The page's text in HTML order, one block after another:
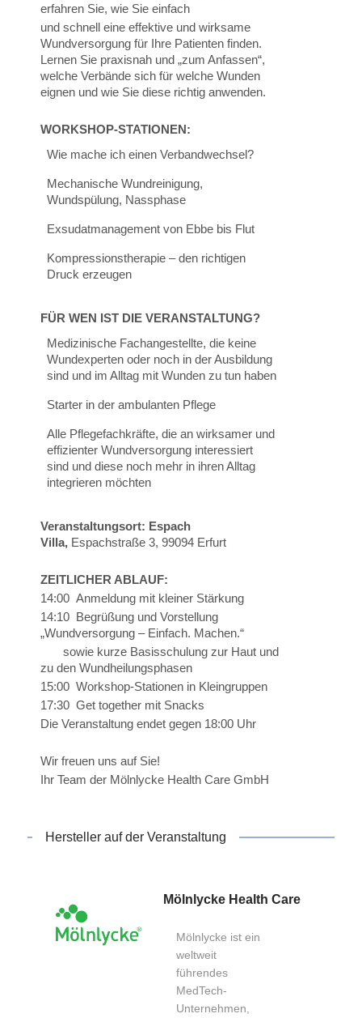
erfahren Sie, wie Sie einfach
und schnell eine effektive und wirksame
Wundversorgung für Ihre Patienten finden.
Lernen Sie praxisnah und „zum Anfassen“,
welche Verbände sich für welche Wunden
eignen und wie Sie diese richtig anwenden.
WORKSHOP-STATIONEN:
Wie mache ich einen Verbandwechsel?
Mechanische Wundreinigung,
Wundspülung, Nassphase
Exsudatmanagement von Ebbe bis Flut
Kompressionstherapie – den richtigen
Druck erzeugen
FÜR WEN IST DIE VERANSTALTUNG?
Medizinische Fachangestellte, die keine
Wundexperten oder noch in der Ausbildung
sind und im Alltag mit Wunden zu tun haben
Starter in der ambulanten Pflege
Alle Pflegefachkräfte, die an wirksamer und
effizienter Wundversorgung interessiert
sind und diese noch mehr in ihren Alltag
integrieren möchten
Veranstaltungsort: Espach
Villa, Espachstraße 3, 99094 Erfurt
ZEITLICHER ABLAUF:
14:00 Anmeldung mit kleiner Stärkung
14:10 Begrüßung und Vorstellung
„Wundversorgung – Einfach. Machen.“
sowie kurze Basisschulung zur Haut und
zu den Wundheilungsphasen
15:00 Workshop-Stationen in Kleingruppen
17:30 Get together mit Snacks
Die Veranstaltung endet gegen 18:00 Uhr
Wir freuen uns auf Sie!
Ihr Team der Mölnlycke Health Care GmbH
Hersteller auf der Veranstaltung
Mölnlycke Health Care
Mölnlycke ist ein
weltweit
führendes
MedTech-
Unternehmen,